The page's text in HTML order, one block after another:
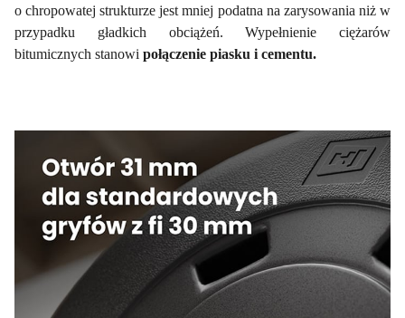
o chropowatej strukturze jest mniej podatna na zarysowania niż w
przypadku gładkich obciążeń. Wypełnienie ciężarów
bitumicznych stanowi połączenie piasku i cementu.